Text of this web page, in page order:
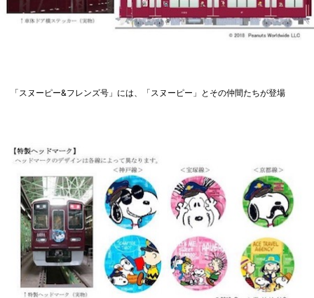
「スヌーピー&フレンズ号」には、「スヌーピー」とその仲間たちが登場